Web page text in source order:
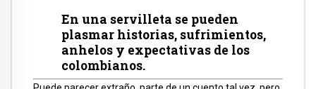
En una servilleta se pueden
plasmar historias, sufrimientos,
anhelos y expectativas de los
colombianos.